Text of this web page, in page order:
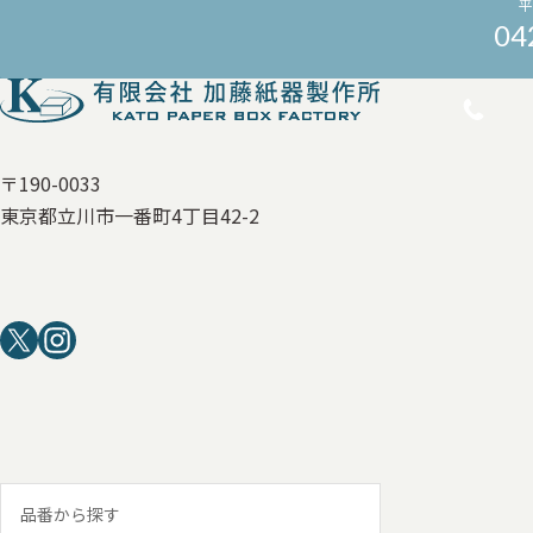
〒190-0033
東京都立川市一番町4丁目42-2